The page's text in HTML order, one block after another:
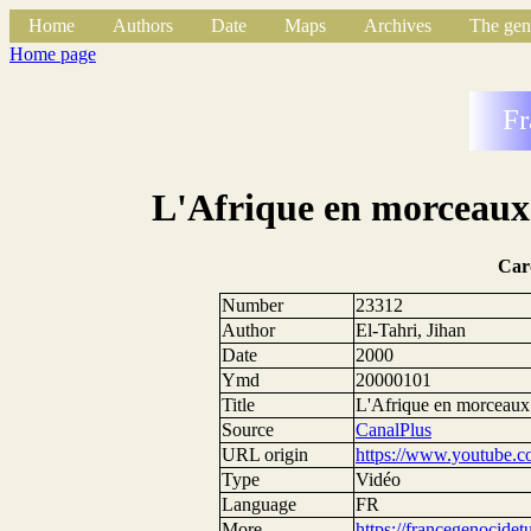
Home Authors Date Maps Archives
The
Home page
L'Afrique en
Number
23312
Author
El-Tahri, Jihan
Date
2000
Ymd
20000101
Title
L'Afrique en
Source
CanalPlus
URL origin
https://
Type
Vidéo
Language
FR